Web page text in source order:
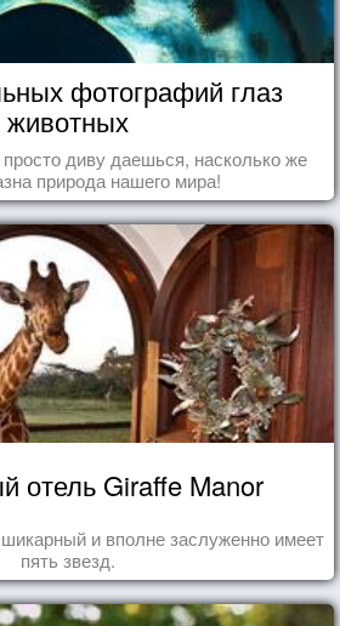
фотографий глаз
животных
диву даешься, насколько же
природа нашего мира!
отель Giraffe Manor
и вполне заслуженно имеет
пять звезд.